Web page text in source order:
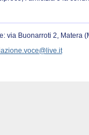
via Buonarroti 2, Matera